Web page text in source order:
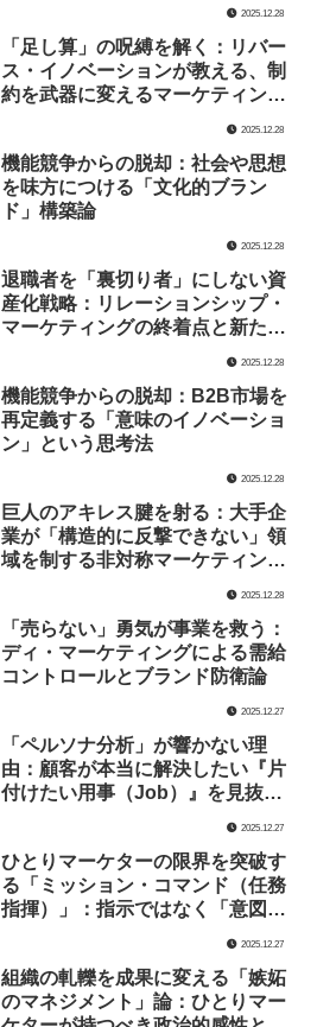
2025.12.28
「足し算」の呪縛を解く：リバー
ス・イノベーションが教える、制
約を武器に変えるマーケティング
2025.12.28
機能競争からの脱却：社会や思想
を味方につける「文化的ブラン
ド」構築論
2025.12.28
退職者を「裏切り者」にしない資
産化戦略：リレーションシップ・
マーケティングの終着点と新たな
2025.12.28
機能競争からの脱却：B2B市場を
再定義する「意味のイノベーショ
ン」という思考法
2025.12.28
巨人のアキレス腱を射る：大手企
業が「構造的に反撃できない」領
域を制する非対称マーケティング
2025.12.28
「売らない」勇気が事業を救う：
ディ・マーケティングによる需給
コントロールとブランド防衛論
2025.12.27
「ペルソナ分析」が響かない理
由：顧客が本当に解決したい『片
付けたい用事（Job）』を見抜
2025.12.27
ひとりマーケターの限界を突破す
る「ミッション・コマンド（任務
指揮）」：指示ではなく「意図」
2025.12.27
組織の軋轢を成果に変える「嫉妬
のマネジメント」論：ひとりマー